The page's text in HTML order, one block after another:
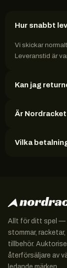
Hur snabbt
Vi skickar
Leveranstid är
Kan jag
Är
Vilka
Allt för ditt spel —
stommar,
tillbehör.
återförsäljare av